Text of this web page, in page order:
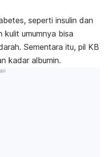
seperti insulin dan
umumnya bisa
Sementara itu, pil KB
kadar albumin.